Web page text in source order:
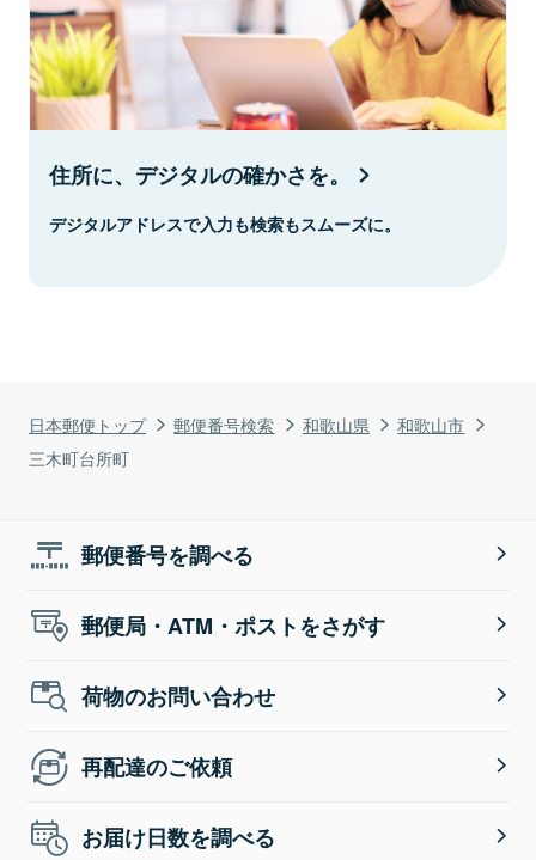
日本郵便トップ 郵便番号検索 和歌山県
和歌山市
三木町台所町
住所に、デジタルの確かさを。
デジタルアドレスで入力も検索もスムーズに。
郵便番号を調べる
郵便局・ATM・ポストをさがす
荷物のお問い合わせ
再配達のご依頼
お届け日数を調べる